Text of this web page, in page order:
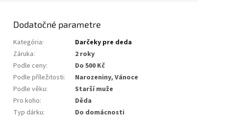
Dodatočné parametre
Kategória:
Darčeky pre deda
Záruka:
2 roky
Podle ceny:
Do 500 Kč
Podle příležitosti:
Narozeniny, Vánoce
Podle věku:
Starší muže
Pro koho:
Děda
Typ dárku: Do domácnosti